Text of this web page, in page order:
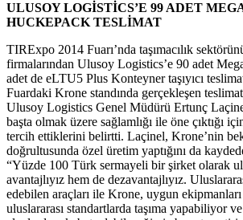
ULUSOY LOGİSTİCS’E 99 ADET
HUCKEPACK TESLİMAT
TIRExpo 2014 Fuarı’nda taşımacılık
firmalarından Ulusoy Logistics’e 90 adet
adet de eLTU5 Plus Konteyner taşıyıcı
Fuardaki Krone standında gerçekleşen
Ulusoy Logistics Genel Müdürü Ertunç
başta olmak üzere sağlamlığı ile öne çıktığı
tercih ettiklerini belirtti. Laçinel, Krone’nin
doğrultusunda özel üretim yaptığını da
“Yüzde 100 Türk sermayeli bir şirket olarak
avantajlıyız hem de dezavantajlıyız.
edebilen araçları ile Krone, uygun
uluslararası standartlarda taşıma yapabiliyor